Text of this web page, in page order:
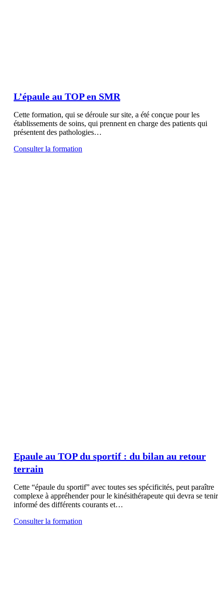
L’épaule au TOP en SMR
Cette formation, qui se déroule sur site, a été conçue pour les
établissements de soins, qui prennent en charge des patients qui
présentent des pathologies…
Consulter la formation
Epaule au TOP du sportif : du bilan au retour
terrain
Cette “épaule du sportif” avec toutes ses spécificités, peut paraître
complexe à appréhender pour le kinésithérapeute qui devra se tenir
informé des différents courants et…
Consulter la formation